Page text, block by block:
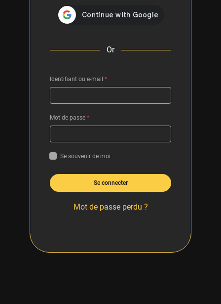
Or
Identifiant ou e-mail *
Mot de passe *
Se souvenir de moi
Se connecter
Mot de passe perdu ?